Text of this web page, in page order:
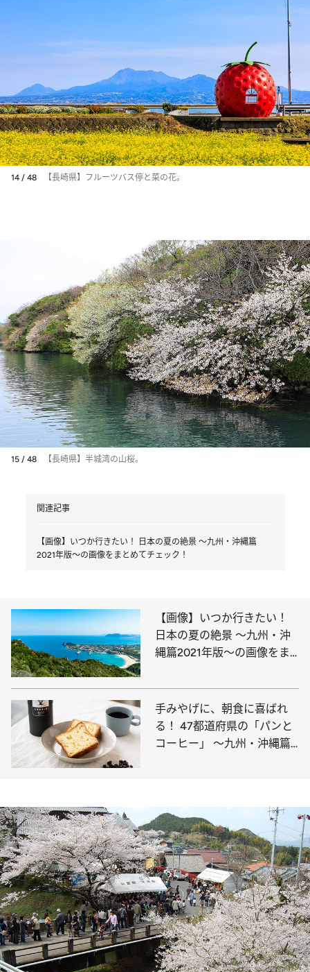
14 / 48 【長崎県】フルーツバス停と菜の花。
15 / 48 【長崎県】半城湾の山桜。
関連記事
【画像】いつか行きたい！ 日本の夏の絶景 ～九州・沖縄篇
2021年版～の画像をまとめてチェック！
【画像】いつか行きたい！
日本の夏の絶景 ～九州・沖
縄篇2021年版～の画像をま
手みやげに、朝食に喜ばれ
る！ 47都道府県の「パンと
コーヒー」 ～九州・沖縄篇